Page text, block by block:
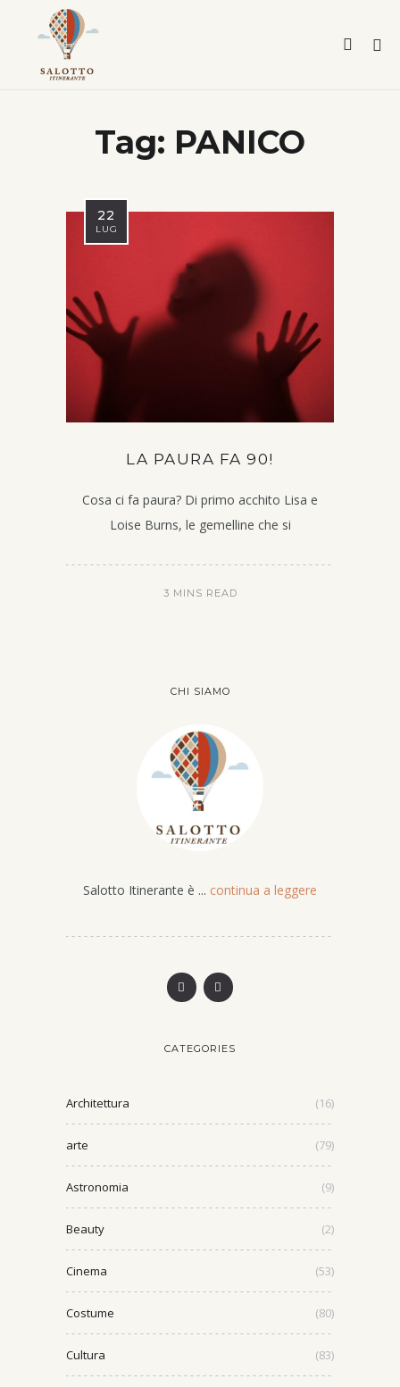
Tag: PANICO
22
LUG
LA PAURA FA 90!
Cosa ci fa paura? Di primo acchito Lisa e
Loise Burns, le gemelline che si
3 MINS READ
CHI SIAMO
Salotto Itinerante è ... continua a leggere
CATEGORIES
Architettura (16)
arte (79)
Astronomia (9)
Beauty (2)
Cinema (53)
Costume (80)
Cultura (83)